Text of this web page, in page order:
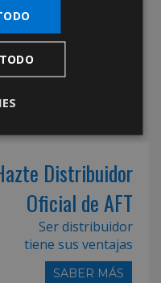
Distribuidor
Oficial de AFT
Ser distribuidor
tiene sus ventajas
SABER MÁS